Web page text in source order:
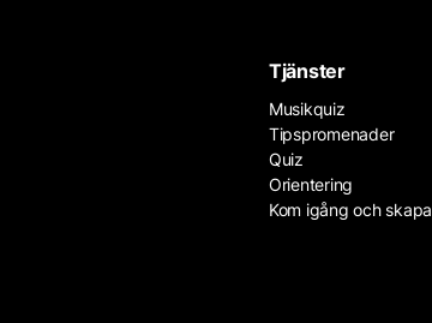
Tjänster
Musikquiz
Tipspromenader
Quiz
Orientering
Kom igång och skapa